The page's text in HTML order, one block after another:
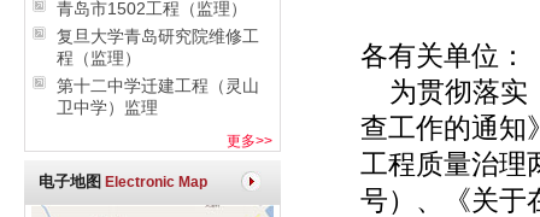
青岛市1502工程（监理）
复旦大学青岛研究院维修工
程（监理）
第十二中学迁建工程（灵山
卫中学）监理
更多>>
电子地图 Electronic Map
各有关单位：
为贯彻落实
查工作的通知
工程质量治理
号）、《关于